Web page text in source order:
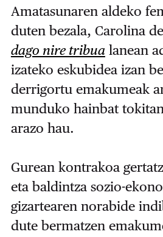
Amatasunaren aldeko
duten bezala, Carolina
dago nire tribualanean
izateko eskubidea izan
derrigortu emakumeak
munduko hainbat
arazo hau.
Gurean kontrakoa
eta baldintza sozio-
gizartearen norabide
dute bermatzen